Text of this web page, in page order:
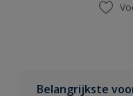
Belangrijkste